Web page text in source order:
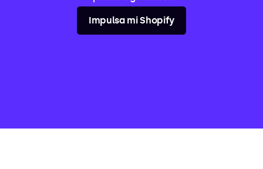
Impulsa mi Shopify